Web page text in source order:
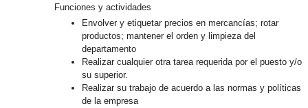
Funciones y actividades
Envolver y etiquetar precios en mercancías; rotar
productos; mantener el orden y limpieza del
departamento
Realizar cualquier otra tarea requerida por el puesto y/o
su superior.
Realizar su trabajo de acuerdo a las normas y políticas
de la empresa